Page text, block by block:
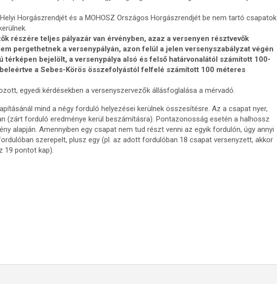
Horgászrendjét és a MOHOSZ Országos Horgászrendjét be nem tartó csapatok
részére teljes pályazár van érvényben, azaz a versenyen résztvevők
pergethetnek a versenypályán, azon felül a jelen versenyszabályzat végén
térképen bejelölt, a versenypálya alsó és felső határvonalától számított 100-
a Sebes-Körös összefolyástól felfelé számított 100 méteres
egyedi kérdésekben a versenyszervezők állásfoglalása a mérvadó.
mind a négy forduló helyezései kerülnek összesítésre. Az a csapat nyer,
(zárt forduló eredménye kerül beszámításra). Pontazonosság esetén a halhossz
alapján. Amennyiben egy csapat nem tud részt venni az egyik fordulón, úgy annyi
szerepelt, plusz egy (pl. az adott fordulóban 18 csapat versenyzett, akkor
19 pontot kap).